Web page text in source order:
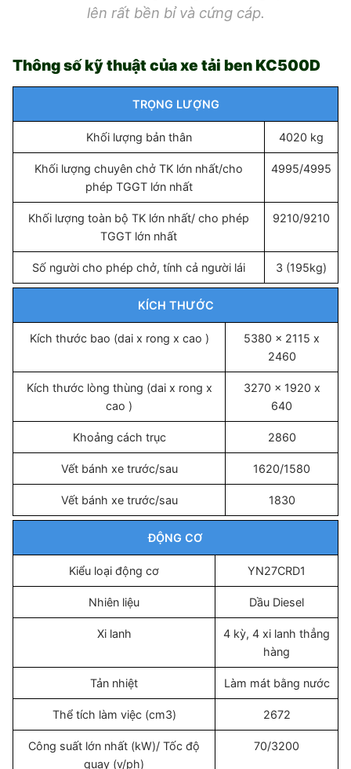
lên rất bền bỉ và cứng cáp.
Thông số kỹ thuật của xe tải ben KC500D
TRỌNG LƯỢNG
Khối lượng bản thân 4020 kg
Khối lượng chuyên chở TK lớn nhất/cho
phép TGGT lớn nhất
4995/4995
Khối lượng toàn bộ TK lớn nhất/ cho phép
TGGT lớn nhất
9210/9210
Số người cho phép chở, tính cả người lái 3 (195kg)
KÍCH THƯỚC
Kích thước bao (dai x rong x cao )
5380 x 2115 x
2460
Kích thước lòng thùng (dai x rong x
cao )
3270 x 1920 x
640
Khoảng cách trục 2860
Vết bánh xe trước/sau 1620/1580
Vết bánh xe trước/sau 1830
ĐỘNG CƠ
Kiểu loại động cơ YN27CRD1
Nhiên liệu Dầu Diesel
Xi lanh
4 kỳ, 4 xi lanh thẳng
hàng
Tản nhiệt Làm mát bằng nước
Thể tích làm việc (cm3) 2672
Công suất lớn nhất (kW)/ Tốc độ
quay (v/ph)
70/3200